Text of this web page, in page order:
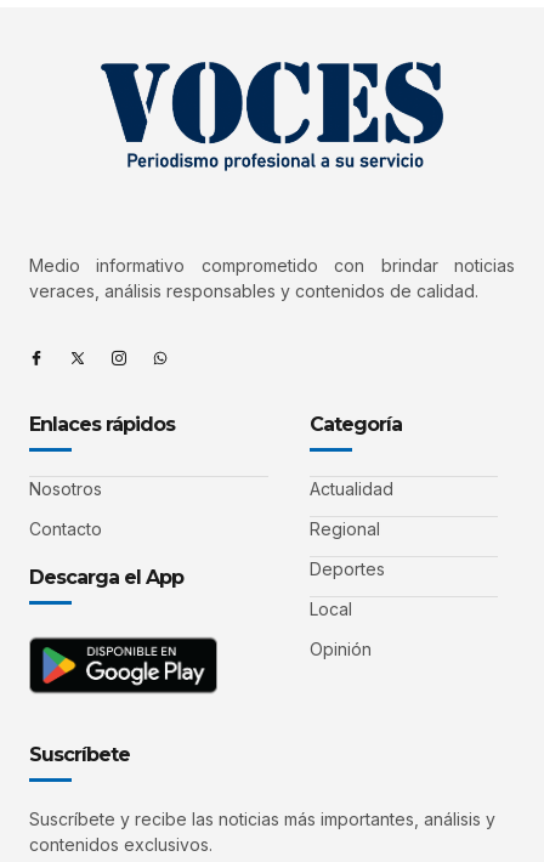
Medio informativo comprometido con brindar noticias
veraces, análisis responsables y contenidos de calidad.
Enlaces rápidos
Nosotros
Contacto
Descarga el App
Categoría
Actualidad
Regional
Deportes
Local
Opinión
Suscríbete
Suscríbete y recibe las noticias más importantes, análisis y
contenidos exclusivos.